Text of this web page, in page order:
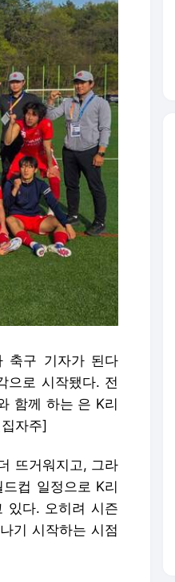
축구 기자가 된다
으로 시작됐다. 전
함께 하는 은 K리
자주]
뜨거워지고, 그라
컵 일정으로 K리
있다. 오히려 시즌
기 시작하는 시점